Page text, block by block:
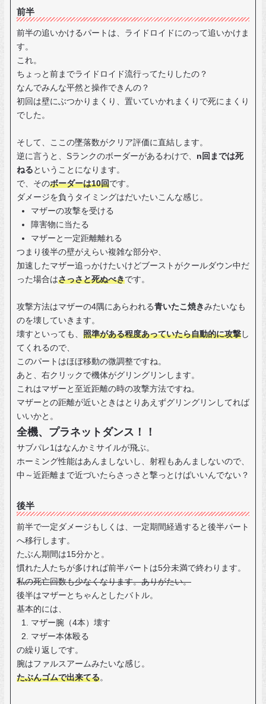
前半
前半の追いかけるパートは、ライドロイドにのって追いかけま
す。
これ。
ちょっと前までライドロイド流行ってたりしたの？
なんでみんな平然と操作できんの？
初回は壁にぶつかりまくり、置いていかれまくりで死にまくり
でした。
そして、ここの墜落数がクリア評価に直結します。
逆に言うと、Sランクのボーダーがあるわけで、 n回までは死
ねる ということになります。
で、そのボーダーは10回です。
ダメージを負うタイミングはだいたいこんな感じ。
マザーの攻撃を受ける
障害物に当たる
マザーと一定距離離れる
つまり後半の壁がえらい複雑な部分や、
加速したマザー追っかけたいけどブーストがクールダウン中だ
った場合はさっさと死ぬべきです。
攻撃方法はマザーの4隅にあらわれる青いたこ焼きみたいなも
のを壊していきます。
壊すといっても、 照準がある程度あっていたら自動的に攻撃 し
てくれるので、
このパートはほぼ移動の微調整ですね。
あと、右クリックで機体がグリングリンします。
これはマザーと至近距離の時の攻撃方法ですね。
マザーとの距離が近いときはとりあえずグリングリンしてれば
いいかと。
全機、プラネットダンス！！
サブパレ1はなんかミサイルが飛ぶ。
ホーミング性能はあんましないし、射程もあんましないので、
中～近距離まで近づいたらさっさと撃っとけばいいんでない？
後半
前半で一定ダメージもしくは、一定期間経過すると後半パート
へ移行します。
たぶん期間は15分かと。
慣れた人たちが多ければ前半パートは5分未満で終わります。
私の死亡回数も少なくなります。ありがたい。
後半はマザーとちゃんとしたバトル。
基本的には、
マザー腕（4本）壊す
マザー本体殴る
の繰り返しです。
腕はファルスアームみたいな感じ。
たぶんゴムで出来てる。